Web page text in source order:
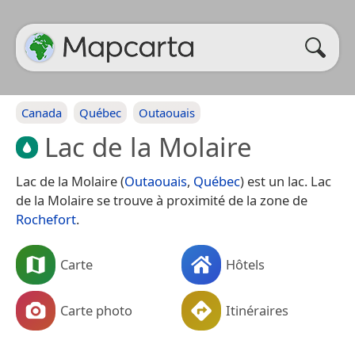
Canada Québec Outaouais
Lac de la Molaire
Lac de la Molaire (Outaouais, Québec) est un lac. Lac
de la Molaire se trouve à proximité de la zone de
Rochefort.
Carte Hôtels
Carte photo Itinéraires